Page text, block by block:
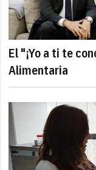
El "¡Yo a ti te
Alimentaria